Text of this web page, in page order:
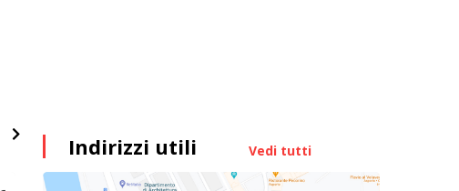
Indirizzi utili Vedi tutti